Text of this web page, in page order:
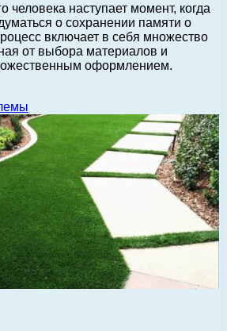
человека наступает момент, когда
о сохранении памяти о
включает в себя множество
от выбора материалов и
оформлением.